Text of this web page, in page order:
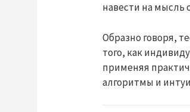
навести на мысль
Образно говоря,
того, как
применяя
алгоритмы и